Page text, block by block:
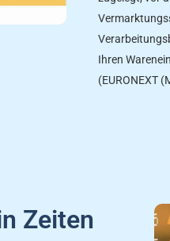
Ihren
(EURONEXT
Zeiten